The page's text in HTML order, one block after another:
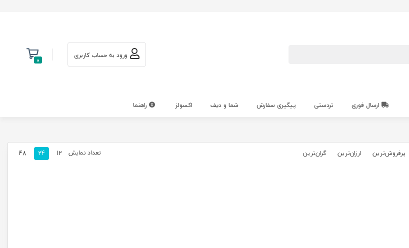
ورود به حساب کاربری 0
ارسال فوری تردستی پیگیری سفارش شما و دیف اکسولز راهنما
پرفروش‌ترین ارزان‌ترین گران‌ترین تعداد نمایش 12
24
48